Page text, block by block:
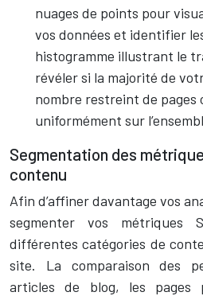
nuages de points pour
vos données et identifier
histogramme illustrant le
révéler si la majorité de
nombre restreint de pages
uniformément sur
Segmentation des
contenu
Afin d’affiner davantage vos
segmenter vos métriques
différentes catégories de
site. La comparaison des
articles de blog, les pages